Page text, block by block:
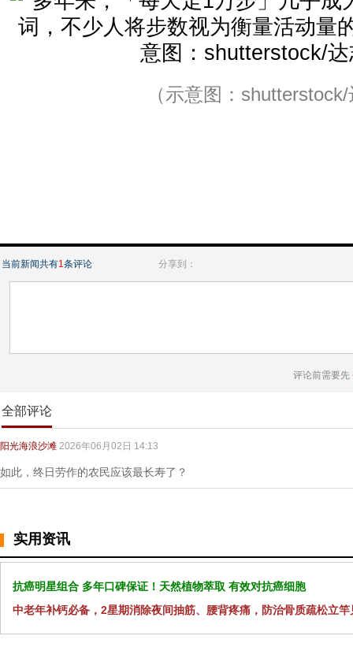
（示意图：shutterstock/
当前新闻共有1条评论 分享到：
评论前需要先
全部评论
阳光海浪沙滩 2026年06月02日 14:13
如此，终日劳作的农民应该最长寿了？
实用资讯
抗癌明星组合 多年口碑保证！天然植物萃取 有效对抗癌细胞
中老年补钙必备，2星期消除夜间抽筋、腰背疼痛，防治骨质疏松立竿